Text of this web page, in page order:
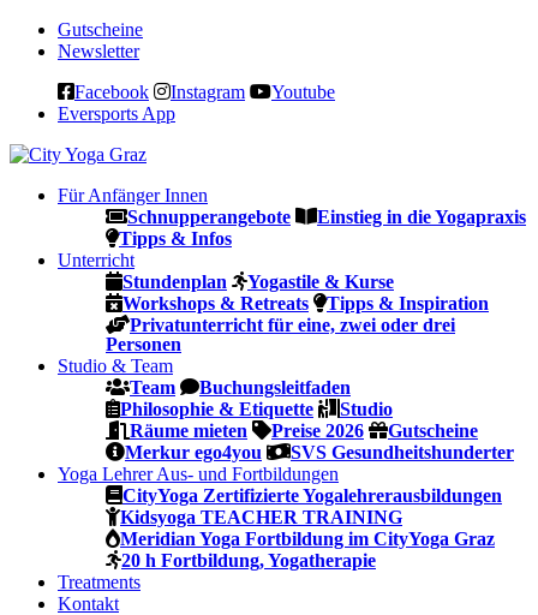
Gutscheine
Newsletter
Facebook Instagram Youtube
Eversports App
Für Anfänger Innen
Schnupperangebote
Einstieg in die Yogapraxis
Tipps & Infos
Unterricht
Stundenplan
Yogastile & Kurse
Workshops & Retreats
Tipps & Inspiration
Privatunterricht für eine, zwei oder drei
Personen
Studio & Team
Team
Buchungsleitfaden
Philosophie & Etiquette
Studio
Räume mieten
Preise 2026
Gutscheine
Merkur ego4you
SVS Gesundheitshunderter
Yoga Lehrer Aus- und Fortbildungen
CityYoga Zertifizierte Yogalehrerausbildungen
Kidsyoga TEACHER TRAINING
Meridian Yoga Fortbildung im CityYoga Graz
20 h Fortbildung, Yogatherapie
Treatments
Kontakt